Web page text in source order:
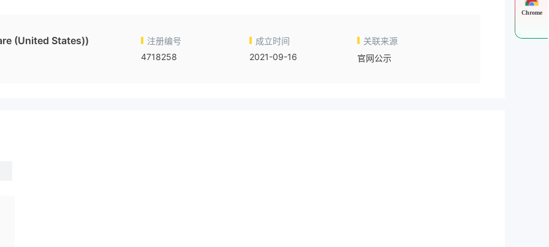
(United States))
注册编号
4718258
成立时间
2021-09-16
关联来源
官网公示
Chrome